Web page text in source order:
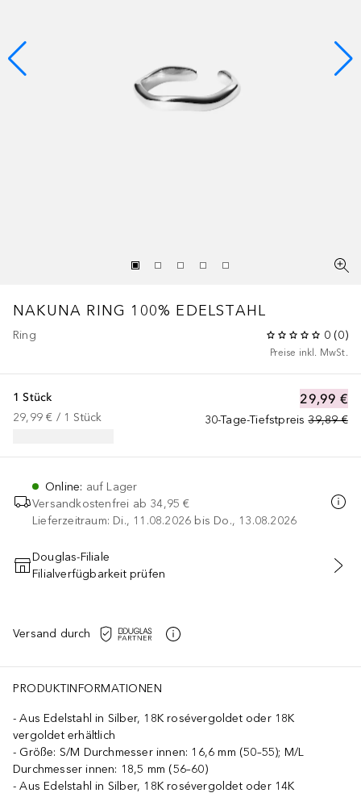
NAKUNA RING 100% EDELSTAHL
Ring 0 (0)
Preise inkl. MwSt.
29,99 €
30-Tage-Tiefstpreis 39,89 €
1 Stück
29,99 € / 1 Stück
Online: auf Lager
Versandkostenfrei ab 34,95 €
Lieferzeitraum: Di., 11.08.2026 bis Do., 13.08.2026
IN DEN WARENKORB
Douglas-Filiale
Filialverfügbarkeit prüfen
Versand durch
PRODUKTINFORMATIONEN
Aus Edelstahl in Silber, 18K rosévergoldet oder 18K
vergoldet erhältlich
Größe: S/M Durchmesser innen: 16,6 mm (50–55); M/L
Durchmesser innen: 18,5 mm (56–60)
Aus Edelstahl in Silber, 18K rosévergoldet oder 14K